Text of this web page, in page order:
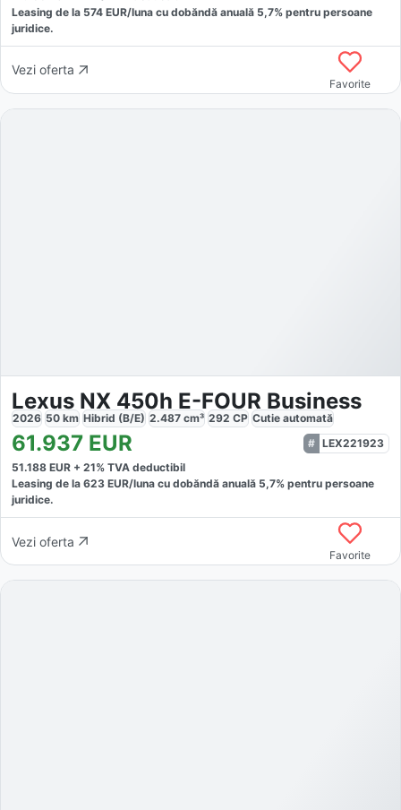
Leasing de la 574 EUR/luna cu dobăndă anuală 5,7% pentru persoane
juridice.
Vezi oferta
Favorite
Lexus NX 450h E-FOUR Business
2026 50 km Hibrid (B/E) 2.487 cm³ 292 CP Cutie automată
61.937 EUR
LEX221923
51.188 EUR + 21% TVA deductibil
Leasing de la 623 EUR/luna cu dobăndă anuală 5,7% pentru persoane
juridice.
Vezi oferta
Favorite